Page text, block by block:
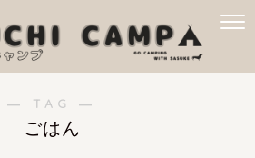
― TAG ―
ごはん